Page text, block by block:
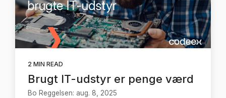
2 MIN READ
Brugt IT-udstyr er penge værd
Bo Reggelsen: aug. 8, 2025